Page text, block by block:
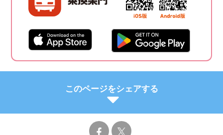
このページをシェアする